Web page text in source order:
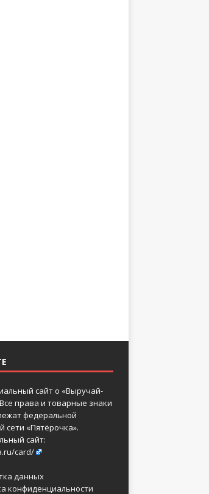
сайт о «Выручай-
права и товарные знаки
федеральной
сети «Пятёрочка».
сайт:
card/
данных
конфиденциальности